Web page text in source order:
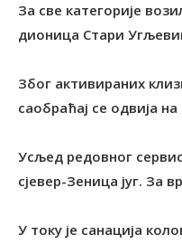
За све категорије
дионица Стари
Због активираних
саобраћај се одвија
Усљед редовног
сјевер-Зеница југ. За
У току је санација